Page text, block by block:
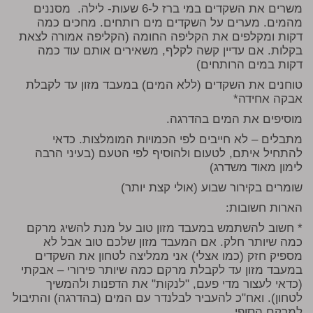
משרים את השקדים במי ברז ל-6 שעות- לילה. מסננים
מהמים. מערים על השקדים מים רותחים. מחכים כמה
דקות ומקלפים את הקליפה החומה (הקליפה אמורה לצאת
בקלות. אם עדיין קשה לקלף, משאירים אותם עוד כמה
דקות במים הרותחים)
טוחנים את השקדים (ללא המים) במעבד מזון עד לקבלת
אבקה אחידה*
מוסיפים את המים בהדרגה.
מתבלים – לא חייבים לפי הכמויות המומלצות. כדאי
להתחיל איתם, לטעום ולהוסיף לפי הטעם (בעיני הרבה
לימון מאוד משדרג)
שומרים בקירור שבוע (אולי קצת יותר)
הארות חשובות:
* חשוב להשתמש במעבד מזון טוב על מנת להשיג מרקם
כמה שיותר חלק. אם המעבד מזון שלכם טוב אבל לא
מספיק חזק (כמו אצלי) אני ממליצה לטחון את השקדים
במעבד מזון עד לקבלת מרקם כמה שיותר פירורי – אבקתי
(כדאי לעצור מדי פעם, "לנקות" את הדפנות ולהמשיך
לטחון). ואח"כ להעביר לבלנדר עם המים (בהדרגה) והתיבול